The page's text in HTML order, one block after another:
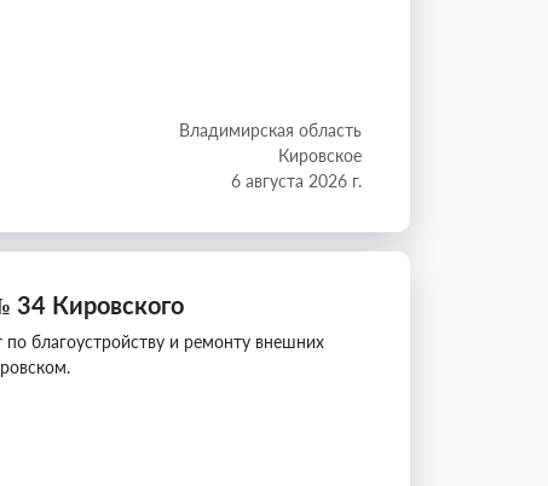
Владимирская область
Кировское
6 августа 2026 г.
34 Кировского
благоустройству и ремонту внешних